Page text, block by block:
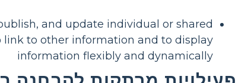
and update individual or shared
link to other information and to display
information flexibly and dynamically